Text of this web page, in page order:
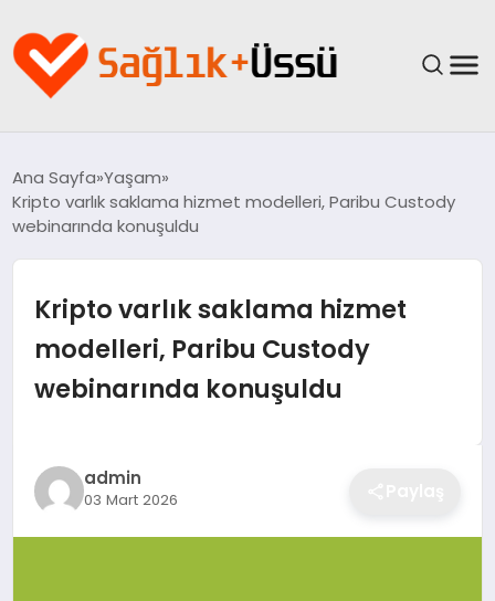
YAŞAM
GÜNCEL
SPOR & FITNESS
Ana Sayfa Yaşam
Kripto varlık saklama hizmet modelleri, Paribu Custody
webinarında konuşuldu
Kripto varlık saklama hizmet
modelleri, Paribu Custody
webinarında konuşuldu
admin
03 Mart 2026